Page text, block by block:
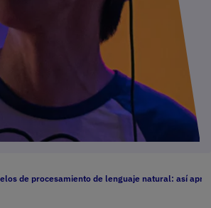
de procesamiento de lenguaje natural: así